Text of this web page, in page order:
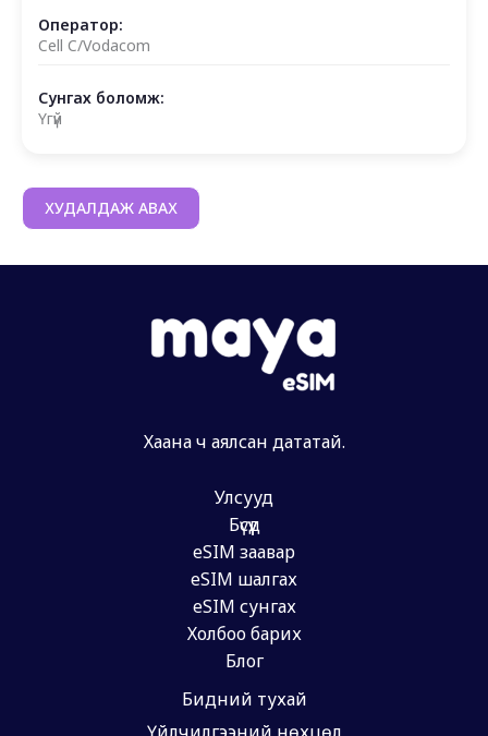
Оператор:
Cell C/Vodacom
Сунгах боломж:
Үгүй
ХУДАЛДАЖ АВАХ
Хаана ч аялсан дататай.
Улсууд
Бүсүүд
eSIM заавар
eSIM шалгах
eSIM сунгах
Холбоо барих
Блог
Бидний тухай